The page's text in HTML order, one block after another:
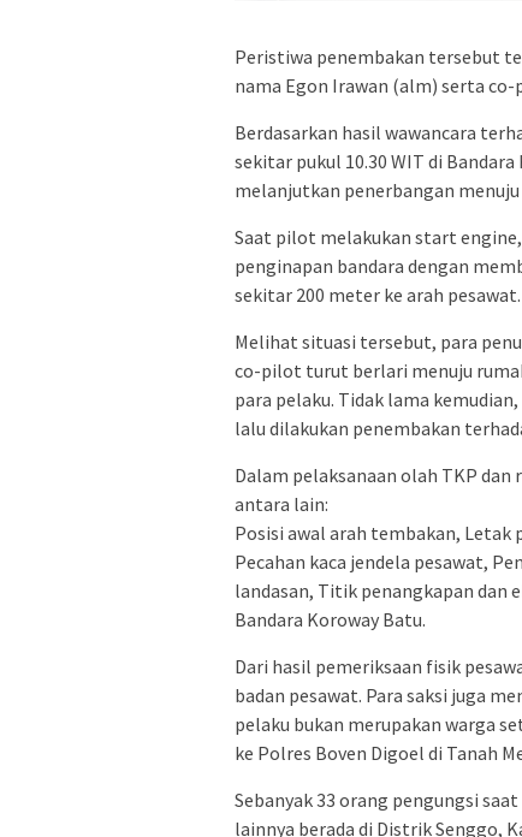
Peristiwa penembakan tersebut
nama Egon Irawan (alm) serta
Berdasarkan hasil wawancara
sekitar pukul 10.30 WIT di
melanjutkan penerbangan menuju
Saat pilot melakukan start
penginapan bandara dengan
sekitar 200 meter ke arah pesawat.
Melihat situasi tersebut, para
co-pilot turut berlari menuju
para pelaku. Tidak lama
lalu dilakukan penembakan
Dalam pelaksanaan olah TKP
antara lain:
Posisi awal arah tembakan, Letak
Pecahan kaca jendela pesawat,
landasan, Titik penangkapan dan
Bandara Koroway Batu.
Dari hasil pemeriksaan fisik
badan pesawat. Para saksi juga
pelaku bukan merupakan warga
ke Polres Boven Digoel di Tanah
Sebanyak 33 orang pengungsi
lainnya berada di Distrik Senggo,